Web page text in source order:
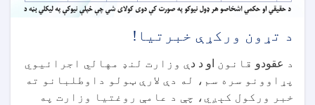
د تړون ورکړې خبرتیا!
د عقودو قانون او د د ې وزارت لنډ مهالي اجرائیوي
پړاوونو سره سم، له دې لارې ټولو داوطلبانو ته
خبر ورکول کېږي، چې د عامې روغتیا وزارت په